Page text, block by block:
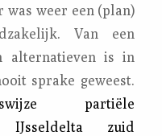
was weer een (plan)
Van een
alternatieven is in
sprake geweest.
partiële
IJsseldelta zuid